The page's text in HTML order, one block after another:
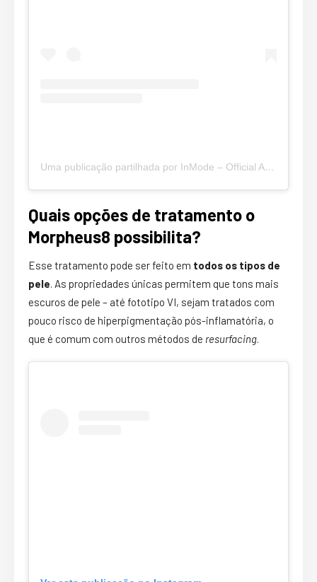
Uma publicação partilhada por InMode – Official Account (@inmodeaesthetics)
Quais opções de tratamento o
Morpheus8 possibilita?
Esse tratamento pode ser feito em todos os tipos de
pele. As propriedades únicas permitem que tons mais
escuros de pele – até fototipo VI, sejam tratados com
pouco risco de hiperpigmentação pós-inflamatória, o
que é comum com outros métodos de resurfacing.